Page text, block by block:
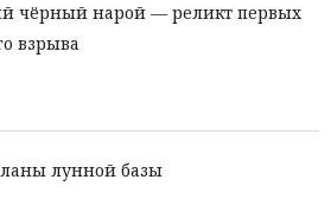
чёрный нарой — реликт первых
взрыва
лунной базы